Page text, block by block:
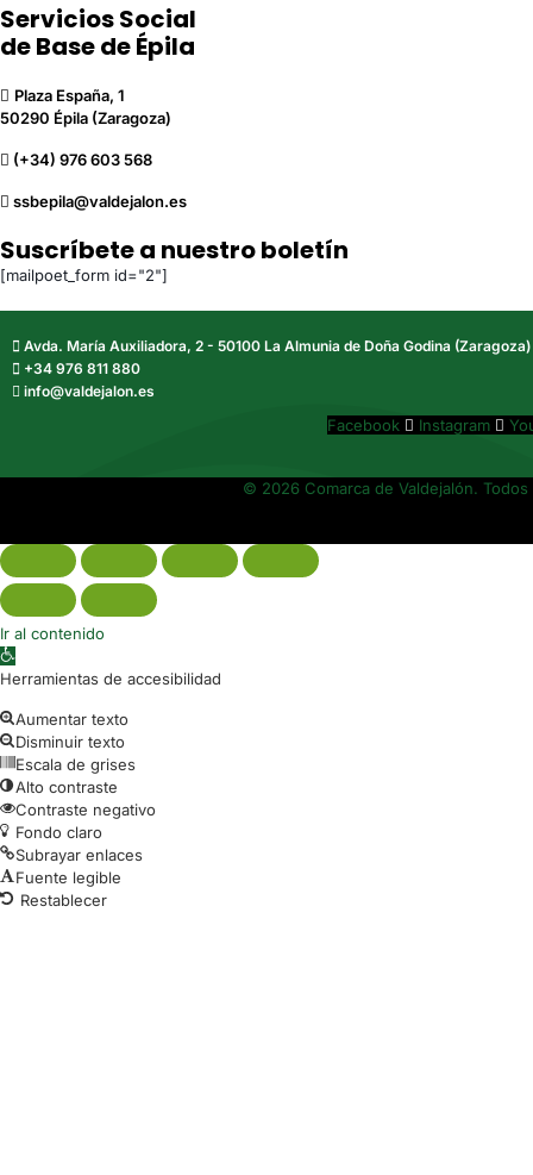
Servicios Social
de Base de Épila
Plaza España, 1
50290 Épila (Zaragoza)
(+34) 976 603 568
ssbepila@valdejalon.es
Suscríbete a nuestro boletín
[mailpoet_form id="2"]
Avda. María Auxiliadora, 2 - 50100 La Almunia de Doña Godina (Zaragoza)
+34 976 811 880
info@valdejalon.es
Facebook Instagram
© 2026 Comarca de Valdejalón.
Ir al contenido
Abrir barra de herramientas
Herramientas de accesibilidad
Aumentar texto
Disminuir texto
Escala de grises
Alto contraste
Contraste negativo
Fondo claro
Subrayar enlaces
Fuente legible
Restablecer